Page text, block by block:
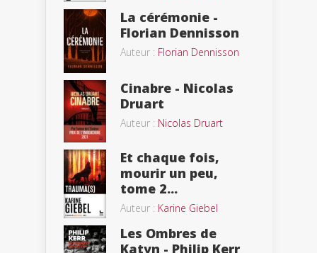
La cérémonie -
Florian Dennisson
Auteur : Florian Dennisson
Cinabre - Nicolas
Druart
Auteur : Nicolas Druart
Et chaque fois,
mourir un peu,
tome 2...
Auteur : Karine Giebel
Les Ombres de
Katyn - Philip Kerr